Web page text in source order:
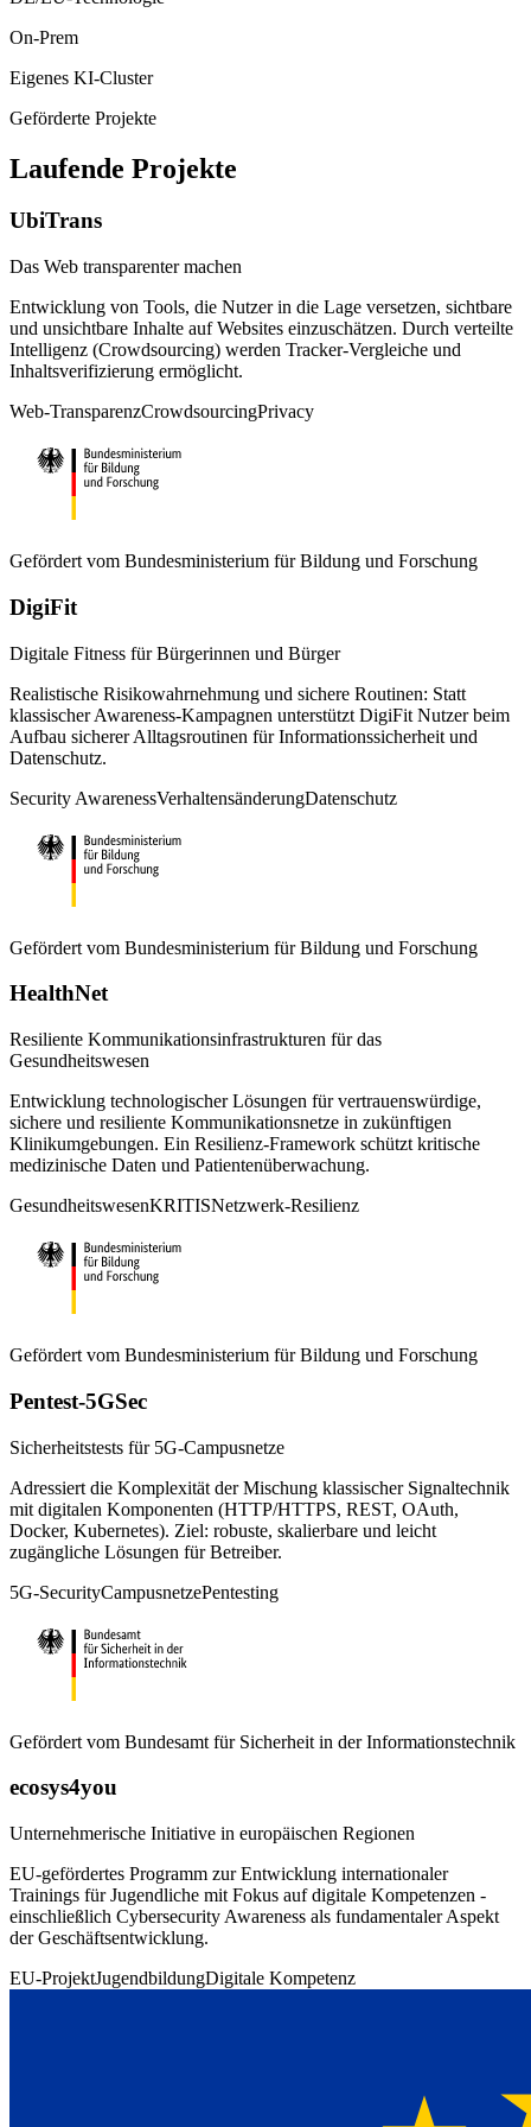
On-Prem
Eigenes KI-Cluster
Geförderte Projekte
Laufende Projekte
UbiTrans
Das Web transparenter machen
Entwicklung von Tools, die Nutzer in die Lage versetzen, sichtbare
und unsichtbare Inhalte auf Websites einzuschätzen. Durch verteilte
Intelligenz (Crowdsourcing) werden Tracker-Vergleiche und
Inhaltsverifizierung ermöglicht.
Web-TransparenzCrowdsourcingPrivacy
Gefördert vom Bundesministerium für Bildung und Forschung
DigiFit
Digitale Fitness für Bürgerinnen und Bürger
Realistische Risikowahrnehmung und sichere Routinen: Statt
klassischer Awareness-Kampagnen unterstützt DigiFit Nutzer beim
Aufbau sicherer Alltagsroutinen für Informationssicherheit und
Datenschutz.
Security AwarenessVerhaltensänderungDatenschutz
Gefördert vom Bundesministerium für Bildung und Forschung
HealthNet
Resiliente Kommunikationsinfrastrukturen für das
Gesundheitswesen
Entwicklung technologischer Lösungen für vertrauenswürdige,
sichere und resiliente Kommunikationsnetze in zukünftigen
Klinikumgebungen. Ein Resilienz-Framework schützt kritische
medizinische Daten und Patientenüberwachung.
GesundheitswesenKRITISNetzwerk-Resilienz
Gefördert vom Bundesministerium für Bildung und Forschung
Pentest-5GSec
Sicherheitstests für 5G-Campusnetze
Adressiert die Komplexität der Mischung klassischer Signaltechnik
mit digitalen Komponenten (HTTP/HTTPS, REST, OAuth,
Docker, Kubernetes). Ziel: robuste, skalierbare und leicht
zugängliche Lösungen für Betreiber.
5G-SecurityCampusnetzePentesting
Gefördert vom Bundesamt für Sicherheit in der Informationstechnik
ecosys4you
Unternehmerische Initiative in europäischen Regionen
EU-gefördertes Programm zur Entwicklung internationaler
Trainings für Jugendliche mit Fokus auf digitale Kompetenzen -
einschließlich Cybersecurity Awareness als fundamentaler Aspekt
der Geschäftsentwicklung.
EU-ProjektJugendbildungDigitale Kompetenz